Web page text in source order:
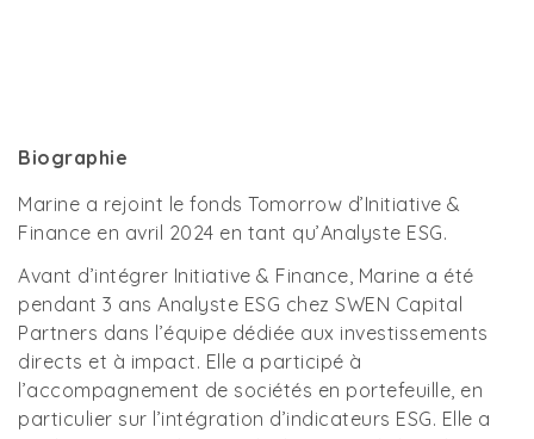
Biographie
Marine a rejoint le fonds Tomorrow d’Initiative &
Finance en avril 2024 en tant qu’Analyste ESG.
Avant d’intégrer Initiative & Finance, Marine a été
pendant 3 ans Analyste ESG chez SWEN Capital
Partners dans l’équipe dédiée aux investissements
directs et à impact. Elle a participé à
l’accompagnement de sociétés en portefeuille, en
particulier sur l’intégration d’indicateurs ESG. Elle a